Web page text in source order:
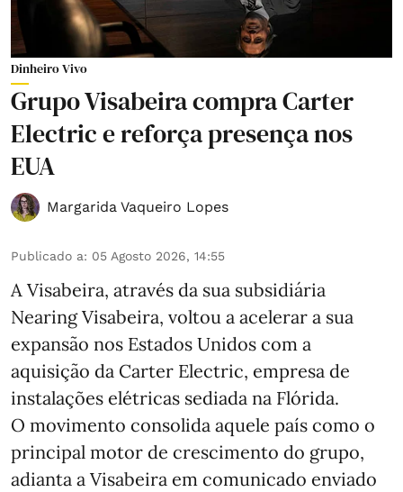
Dinheiro Vivo
Grupo Visabeira compra Carter
Electric e reforça presença nos
EUA
Margarida Vaqueiro Lopes
Publicado a: 05 Agosto 2026, 14:55
A Visabeira, através da sua subsidiária
Nearing Visabeira, voltou a acelerar a sua
expansão nos Estados Unidos com a
aquisição da Carter Electric, empresa de
instalações elétricas sediada na Flórida.
O movimento consolida aquele país como o
principal motor de crescimento do grupo,
adianta a Visabeira em comunicado enviado